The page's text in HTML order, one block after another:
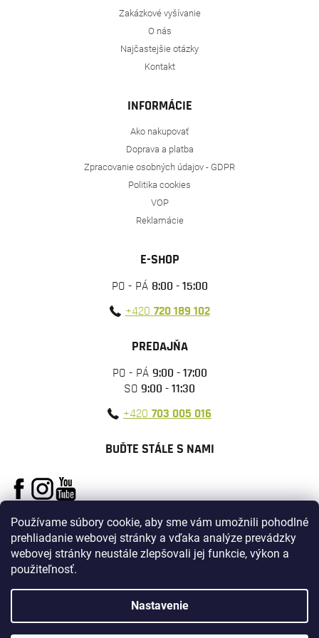
Používame súbory cookie, aby sme vám umožnili pohodlné
prehliadanie webovej stránky a vďaka analýze prevádzky
webovej stránky neustále zlepšovali jej funkcie, výkon a
použiteľnosť.
Nastavenie
Zakázkové vyšívanie
O nás
Najčastejšie otázky
Kontakt
INFORMÁCIE
Ako nakupovať
Doprava a platba
Zpracovanie osobných údajov - GDPR
Politika cookies
VOP
Reklamácie
E-SHOP
PO - PÁ 8:00 - 15:00
+420 720 189 102
PREDAJŇA
PO - PÁ 9:00 - 17:00
SO 9:00 - 11:30
+420 703 005 016
BUĎTE STÁLE S NAMI
Vytvoril Shoptet